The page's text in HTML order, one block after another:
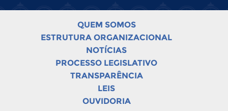
QUEM SOMOS
ESTRUTURA ORGANIZACIONAL
NOTÍCIAS
PROCESSO LEGISLATIVO
TRANSPARÊNCIA
LEIS
OUVIDORIA